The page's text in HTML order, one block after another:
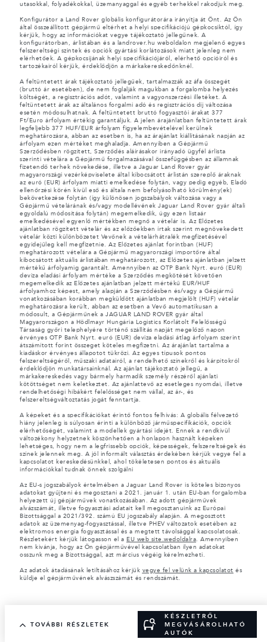
utasokkal, folyadékokkal, üzemanyaggal és egyéb terhekkel rakodjuk meg.
Konfigurátor a Land Rover globális konfigurátorára irányítja át Önt. Az Ön
által összeállított gépjármű eltérhet a helyi specifikációjú gépkocsiktól, így
kérjük, hogy az információkat vegye tájékoztató jellegűnek. A
konfigurátorban, árlistában és a landrover.hu weboldalon megjelenő egyes
felszereltségi szintek és opciók gyártási korlátozások miatt jelenleg nem
elérhetőek. A gépkocsijának helyi specifikációjáról, elérhető opcióiról és
tartozékairól kérjük, érdeklődjön a márkakereskedőnknél.
A feltüntetett árak tájékoztató jellegűek, tartalmazzák az áfa összegét
(bruttó ár esetében), de nem foglalják magukban a forgalomba helyezés
költségét, a regisztrációs adót, valamint a vagyonszerzési illetéket. A
feltüntetett árak az általános forgalmi adó és regisztrációs díj változása
esetén módosulhatnak. A feltüntetett bruttó fogyasztói árakat 377
Ft/Euro árfolyam értékig garantáljuk. A jelen árajánlatban feltüntetett árak
legfeljebb 377 HUF/EUR árfolyam figyelembevételével kerülnek
meghatározásra, abban az esetben is, ha az árajánlat kiállításának napján az
árfolyam ezen mértéket meghaladja. Amennyiben a Gépjármű
Szerződésben rögzített, Szerződés aláírásakor irányadó ügyfél árlista
szerinti vételára a Gépjármű forgalmazásával összefüggésben az államnak
fizetendő terhek növekedése, illetve a Jaguar Land Rover gyár
magyarországi vezérképviselete által kibocsátott árlistán szereplő áraknak
az euró (EUR) árfolyam miatti emelkedése folytán, vagy pedig egyéb, Eladó
ellenőrzési körén kívül eső és általa nem befolyásolható körülmény(ek)
bekövetkezése folytán (így különösen jogszabályok változása vagy a
Gépjármű vételárának és/vagy modellévének Jaguar Land Rover gyár általi
egyoldalú módosítása folytán) megemelkedik, úgy ezen listaár
emelkedésével egyenlő mértékben megnő a vételár is. Az Előzetes
ajánlatban rögzített vételár és az előzőekben írtak szerint megnövekedett
vételár közti különbözetet Vevőnek a vételárhátralék megfizetésével
egyidejűleg kell megfizetnie. Az Előzetes ajánlat forintban (HUF)
meghatározott vételára a Gépjármű magyarországi importőre által
kibocsátott aktuális árlistában meghatározott, az Előzetes ajánlatban jelzett
mértékű árfolyamig garantált. Amennyiben az OTP Bank Nyrt. euró (EUR)
deviza eladási árfolyam mértéke a Szerződés megkötését követően
megemelkedik az Előzetes ajánlatban jelzett mértékű EUR/HUF
árfolyamhoz képest, amely alapján a Szerződésben és/vagy a Gépjármű
vonatkozásában korábban megküldött ajánlatban megjelölt (HUF) vételár
meghatározásra került, abban az esetben a Vevő automatikusan a
módosult, a Gépjárműnek a JAGUAR LAND ROVER gyár által
Magyarországon a Hödlmayr Hungária Logistics Korlátolt Felelősségű
Társaság győri telephelyére történő szállítás napját megelőző napon
érvényes OTP Bank Nyrt. euró (EUR) deviza eladási átlag árfolyam szerint
átszámított forint összeget köteles megfizetni. Az árajánlat tartalma a
kiadáskor érvényes állapotot tükrözi. Az egyes típusok pontos
felszereltségéről, műszaki adatairól, a rendelhető színekről és kárpitokról
érdeklődjön munkatársainknál. Az ajánlat tájékoztató jellegű, a
márkakereskedés vagy bármely harmadik személy részéről ajánlati
kötöttséget nem keletkeztet. Az ajánlattevő az esetleges nyomdai, illetve
rendelhetőségi hibákért felelősséget nem vállal, az ár-, és
felszereltségváltoztatás jogát fenntartja.
A képeket és a specifikációkat érintő fontos felhívás: A globális félvezető
hiány jelenleg is súlyosan érinti a különböző járműspecifikációk, opciók
elérhetőségét, valamint a modellek gyártási idejét. Ennek a rendkívül
változékony helyzetnek köszönhetően a honlapon használt képeken
lehetséges, hogy nem a legfrissebb opciók, képességek, felszereltségek és
színek jelennek meg. A jól informált választás érdekében kérjük vegye fel a
kapcsolatot kereskedésünkkel, ahol tökéletesen pontos és aktuális
információkkal tudnak önnek szolgálni
Az EU-s jogszabályok értelmében a Jaguar Land Rover is köteles bizonyos
adatokat gyűjteni és megosztani a 2021. január 1. után EU-ban forgalomba
helyezett új gépjárművek vonatkozásában. Az adott gépjárművek
alvázszámát, illetve fogyasztási adatait kell megosztanuink az Európai
Bizottsággal a 2021/392. számú EU jogszabály alapján. A megosztott
adatok az üzemenyag-fogyasztással, illetve PHEV változatok esetében az
elektromos energia fogyasztással és a megtett távolsággal kapcsolatosak.
Részletekért kérjük látogasson el a EU web site.wedoldalra . Amennyiben
nem kivánja, hogy az Ön gépjárművével kapcsolatban ilyen adatokat
osszunk meg a Bizottsággal, azt március végéig kérelmezheti.
Az adatok átadásának letiltásához kérjük vegye fel velünk a kapcsolatot és
küldje el gépjárművének alvászszámát és rendszámát.
TOVÁBBI RÉSZLETEK
KÉSZLETRŐL
MEGVÁSÁROLHATÓ
AUTÓK